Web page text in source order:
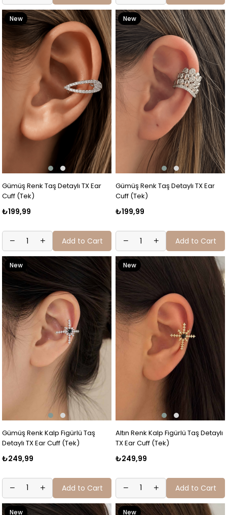
Gümüş Renk Taş Detaylı TX Ear
Cuff (Tek)
₺199,99
New
Item
Add to Cart
Gümüş Renk Taş Detaylı TX Ear
Cuff (Tek)
₺199,99
New
Item
Add to Cart
Gümüş Renk Kalp Figürlü Taş
Detaylı TX Ear Cuff (Tek)
₺249,99
New
Item
Add to Cart
Altın Renk Kalp Figürlü Taş Detaylı
TX Ear Cuff (Tek)
₺249,99
New
Item
Add to Cart
New New